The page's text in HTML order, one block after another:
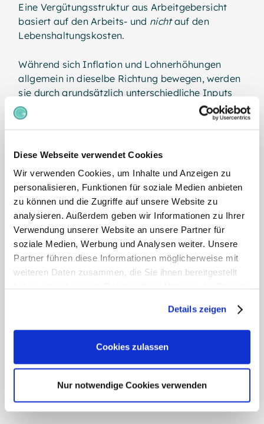
Diese Webseite verwendet Cookies
Wir verwenden Cookies, um Inhalte und Anzeigen zu
personalisieren, Funktionen für soziale Medien anbieten
zu können und die Zugriffe auf unsere Website zu
analysieren. Außerdem geben wir Informationen zu Ihrer
Verwendung unserer Website an unsere Partner für
soziale Medien, Werbung und Analysen weiter. Unsere
Partner führen diese Informationen möglicherweise mit
weiteren Daten zusammen, die Sie ihnen bereitgestellt
Weitere Informationen:Impressum,Datenschutz
Details zeigen
Cookies zulassen
Nur notwendige Cookies verwenden
Eine Vergütungsstruktur aus Arbeitgebersicht
basiert auf den Arbeits- und nichtauf den
Lebenshaltungskosten.
Während sich Inflation und Lohnerhöhungen
allgemein in dieselbe Richtung bewegen, werden
sie durch grundsätzlich unterschiedliche Inputs
getrieben. So repräsentiert Inflation die
Preisentwicklung eines „Warenkorbs“ an Gütern
des Angebots bzw. der Nachfrage nach
Arbeitskräften bestimmt. Diese komplexe
Beziehung kann durch demografische Trends,
Erwerbsquoten, technologischen Fortschritt und
Produktivitätswachstum beeinflusst werden.
In der Vergangenheit standen
Gehaltserhöhungen und Inflation nie in direktem
Inflationsrate in Friedenszeiten erreicht. Der
Anstieg der Löhne fiel mit rund 8 % jedoch
deutlich geringer aus. 2001 betrug die Inflation
hingegen nur 1,9 %, die Gehälter stiegen jedoch